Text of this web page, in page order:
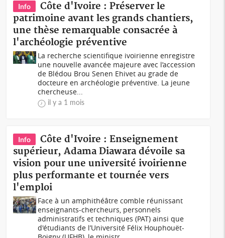
Info
Côte d'Ivoire : Préserver le
patrimoine avant les grands chantiers,
une thèse remarquable consacrée à
l'archéologie préventive
La recherche scientifique ivoirienne enregistre
une nouvelle avancée majeure avec l’accession
de Blédou Brou Senen Ehivet au grade de
docteure en archéologie préventive. La jeune
chercheuse...
il y a 1 mois
Info
Côte d'Ivoire : Enseignement
supérieur, Adama Diawara dévoile sa
vision pour une université ivoirienne
plus performante et tournée vers
l'emploi
Face à un amphithéâtre comble réunissant
enseignants-chercheurs, personnels
administratifs et techniques (PAT) ainsi que
d'étudiants de l’Université Félix Houphouët-